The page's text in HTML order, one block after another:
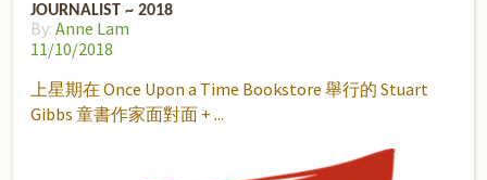
JOURNALIST ~ 2018
By: Anne Lam
11/10/2018
上星期在 Once Upon a Time Bookstore 舉行的 Stuart
Gibbs 童書作家面對面 +